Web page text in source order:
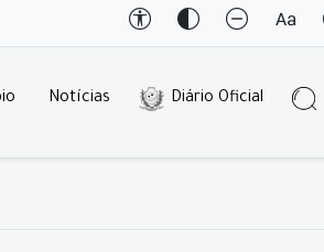
Notícias Diário Oficial